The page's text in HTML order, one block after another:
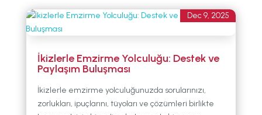
İkizlerle Emzirme Yolculuğu: Destek ve
Paylaşım Buluşması
Dec 9, 2025
İkizlerle emzirme yolculuğunuzda sorularınızı,
zorlukları, ipuçlarını, tüyoları ve çözümleri birlikte